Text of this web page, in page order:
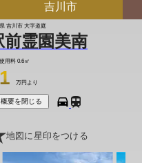
吉川市
吉川市 大字道庭
前霊園美南
用料 0.6㎡
万円より
概要を閉じる
地図に星印をつける